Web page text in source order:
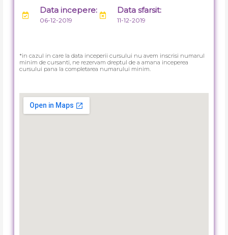
Data incepere:
06-12-2019
Data sfarsit:
11-12-2019
*in cazul in care la data inceperii cursului nu avem inscrisi numarul
minim de cursanti, ne rezervam dreptul de a amana inceperea
cursului pana la completarea numarului minim.